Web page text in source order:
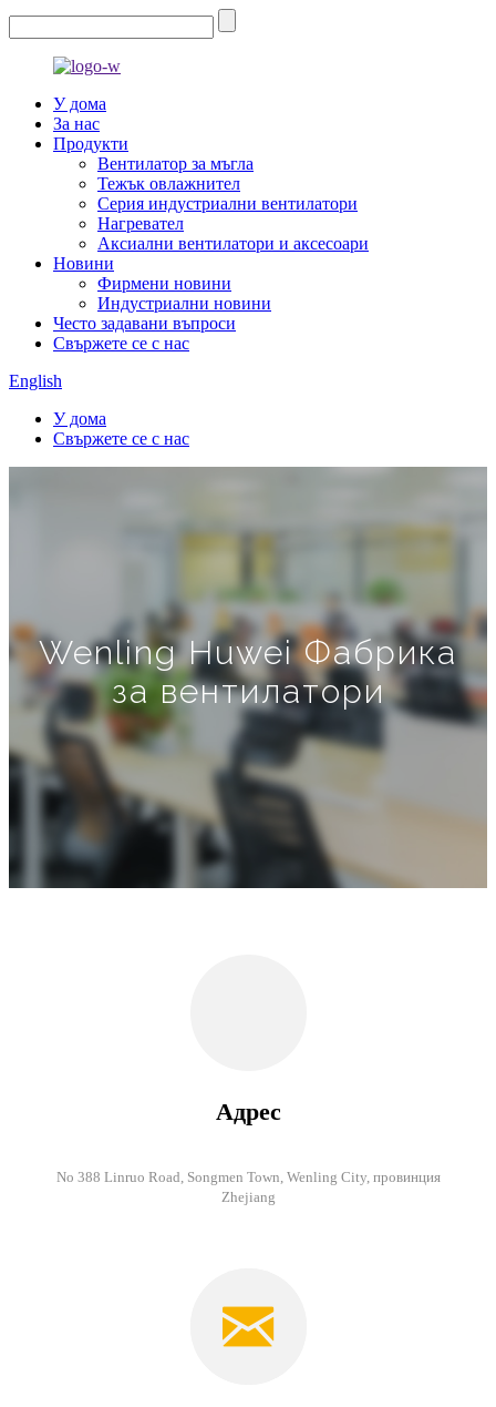
У дома
За нас
Продукти
Вентилатор за мъгла
Тежък овлажнител
Серия индустриални вентилатори
Нагревател
Аксиални вентилатори и аксесоари
Новини
Фирмени новини
Индустриални новини
Често задавани въпроси
Свържете се с нас
English
У дома
Свържете се с нас
Wenling Huwei Фабрика
за вентилатори
Адрес
No 388 Linruo Road, Songmen Town, Wenling City, провинция
Zhejiang